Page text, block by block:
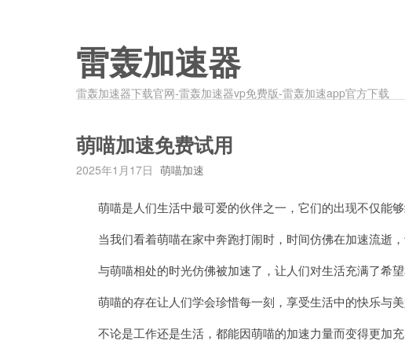
雷轰加速器
雷轰加速器下载官网-雷轰加速器vp免费版-雷轰加速app官方下载
萌喵加速免费试用
2025年1月17日 萌喵加速
萌喵是人们生活中最可爱的伙伴之一，它们的出现不仅能够
当我们看着萌喵在家中奔跑打闹时，时间仿佛在加速流逝，
与萌喵相处的时光仿佛被加速了，让人们对生活充满了希望
萌喵的存在让人们学会珍惜每一刻，享受生活中的快乐与美
不论是工作还是生活，都能因萌喵的加速力量而变得更加充